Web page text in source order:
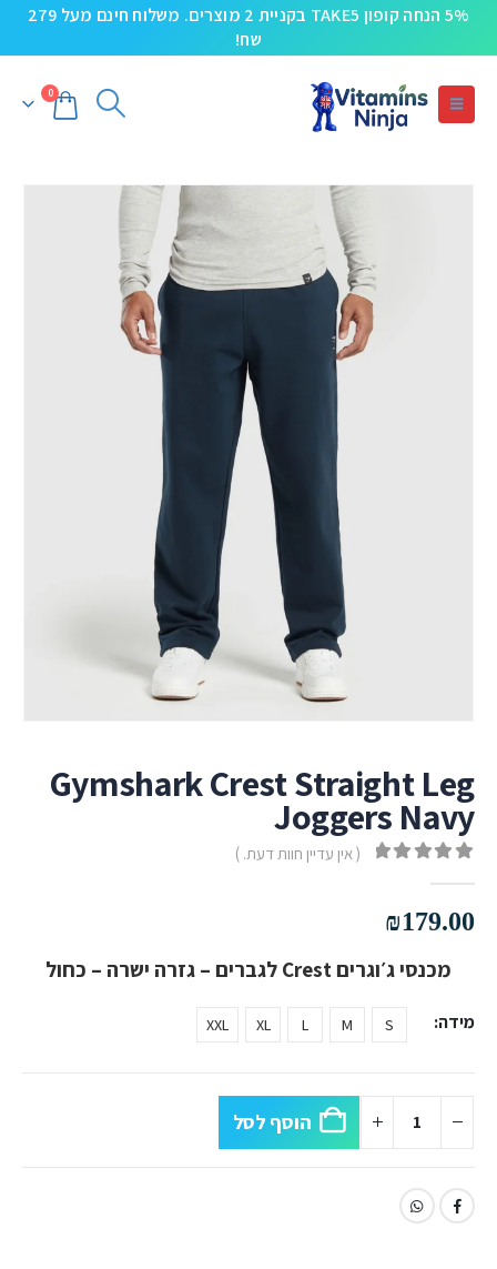
5% הנחה קופון TAKE5 בקניית 2 מוצרים. משלוח חינם מעל 279
שח!
0
Gymshark Crest Straight Leg
Joggers Navy
( אין עדיין חוות דעת. )
₪179.00
מכנסי ג׳וגרים Crest לגברים – גזרה ישרה – כחול
מידה S
M
L
XL
XXL
הוסף לסל